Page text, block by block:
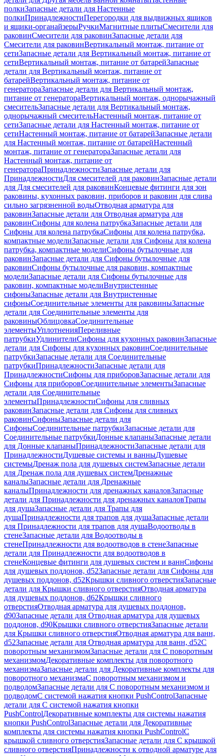
полкиЗапасные детали для Настенные
полкиПринадлежностиПерегородки для выдвижных ящиков
и ящики-органайзерыРучкиМагнитные плитыСмесители для
раковинСмесители для раковинЗапасные детали для
Смесители для раковинВертикальный монтаж, питание от
сетиЗапасные детали для Вертикальный монтаж, питание от
сетиВертикальный монтаж, питание от батарейЗапасные
детали для Вертикальный монтаж, питание от
батарейВертикальный монтаж, питание от
генератораЗапасные детали для Вертикальный монтаж,
питание от генератораВертикальный монтаж, однорычажный
смесительЗапасные детали для Вертикальный монтаж,
однорычажный смесительНастенный монтаж, питание от
сетиЗапасные детали для Настенный монтаж, питание от
сетиНастенный монтаж, питание от батарейЗапасные детали
для Настенный монтаж, питание от батарейНастенный
монтаж, питание от генератораЗапасные детали для
Настенный монтаж, питание от
генератораПринадлежностиЗапасные детали для
ПринадлежностиДля смесителей для раковинЗапасные детали
для Для смесителей для раковинКонцевые фитинги для зон
раковины, кухонных раковин, приборов и раковин для слива
сильно загрязненной водыОтводная арматура для
раковинЗапасные детали для Отводная арматура для
раковинСифоны для колена патрубкаЗапасные детали для
Сифоны для колена патрубкаСифоны для колена патрубка,
компактные моделиЗапасные детали для Сифоны для колена
патрубка, компактные моделиСифоны бутылочные для
раковинЗапасные детали для Сифоны бутылочные для
раковинСифоны бутылочные для раковин, компактные
моделиЗапасные детали для Сифоны бутылочные для
раковин, компактные моделиВнутристенные
сифоныЗапасные детали для Внутристенные
сифоныСоединительные элементы для раковиныЗапасные
детали для Соединительные элементы для
раковиныОблицовкаСоединительные
элементыУплотненияПереливные
патрубкиУдлинителиСифоны для кухонных раковинЗапасные
детали для Сифоны для кухонных раковинСоединительные
патрубкиЗапасные детали для Соединительные
патрубкиПринадлежностиЗапасные детали для
ПринадлежностиСифоны для приборовЗапасные детали для
Сифоны для приборовСоединительные элементыЗапасные
детали для Соединительные
элементыПринадлежностиСифоны для сливных
раковинЗапасные детали для Сифоны для сливных
раковинСифоныЗапасные детали для
СифоныСоединительные патрубкиЗапасные детали для
Соединительные патрубкиДонные клапаныЗапасные детали
для Донные клапаныПринадлежностиЗапасные детали для
ПринадлежностиДушевые системы и ванныДушевые
системыДренаж пола для душевых системЗапасные детали
для Дренаж пола для душевых системДренажные
каналыЗапасные детали для Дренажные
каналыПринадлежности для дренажных каналовЗапасные
детали для Принадлежности для дренажных каналовТрапы
для душаЗапасные детали для Трапы для
душаПринадлежности для трапов для душаЗапасные детали
для Принадлежности для трапов для душаВодоотводы в
стенеЗапасные детали для Водоотводы в
стенеПринадлежности для водоотводов в стенеЗапасные
детали для Принадлежности для водоотводов в
стенеКонцевые фитинги для душевых систем и ваннСифоны
для душевых поддонов, d52Запасные детали для Сифоны для
душевых поддонов, d52Крышки сливного отверстияЗапасные
детали для Крышки сливного отверстияОтводная арматура
для душевых поддонов, d62Крышки сливного
отверстияОтводная арматура для душевых поддонов,
d90Запасные детали для Отводная арматура для душевых
поддонов, d90Крышки сливного отверстияЗапасные детали
для Крышки сливного отверстияОтводная арматура для ванн,
d52Запасные детали для Отводная арматура для ванн, d52С
поворотным механизмомЗапасные детали для С поворотным
механизмомДекоративные комплекты для поворотного
механизмаЗапасные детали для Декоративные комплекты для
поворотного механизмаС поворотным механизмом и
подводомЗапасные детали для С поворотным механизмом и
подводомС системой нажатия кнопки PushControlЗапасные
детали для С системой нажатия кнопки
PushControlДекоративные комплекты для системы нажатия
кнопки PushControlЗапасные детали для Декоративные
комплекты для системы нажатия кнопки PushControlС
крышкой сливного отверстияЗапасные детали для С крышкой
сливного отверстияПринадлежности к отводной арматуре для